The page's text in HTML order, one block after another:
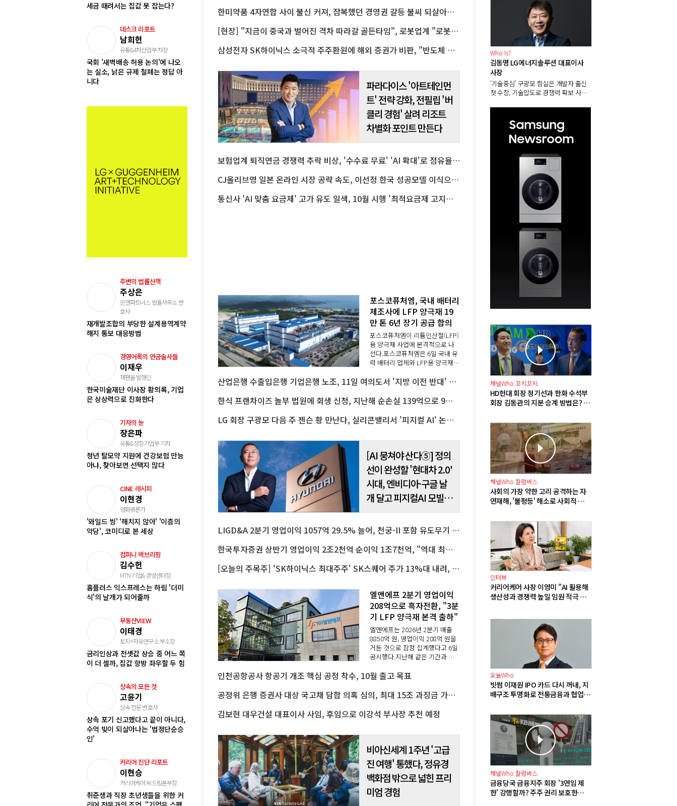
세금 때려서는 집값 못 잡는다?
데스크 리포트
남희헌
유통&4차산업부 차장
국회 '새벽배송 허용 논의'에 나오
는 실소, 낡은 규제 철폐는 정답 아
니다
주변의 법률산책
주상은
윈앤파트너스 법률사무소 변
호사
재개발조합의 부당한 설계용역계약
해지 통보 대응방법
경영어록의 연금술사들
이재우
재팬올 발행인
한국미술재단 이사장 황의록, 기업
은 상상력으로 진화한다
기자의 눈
장은파
유통&성장기업부 기자
청년 탈모약 지원에 건강보험 만능
아냐, 찾아보면 선택지 많다
CINE 레시피
이현경
영화평론가
'와일드 씽' '해치지 않아' '이층의
악당', 코미디로 본 세상
컴퍼니 백브리핑
김수헌
MTN 기업&경영센터장
홈플러스 익스프레스는 하림 '더미
식'의 날개가 되어줄까
부동산VIEW
이태경
토지+자유연구소 부소장
금리인상과 전셋값 상승 중 어느 쪽
이 더 셀까, 집값 향방 좌우할 두 힘
상속의 모든 것
고윤기
상속 전문 변호사
상속 포기 신고했다고 끝이 아니다,
수억 빚이 되살아나는 '법정단순승
인'
커리어 진단 리포트
이현승
커리어케어 씨드림본부장
취준생과 직장 초년생들을 위한 커
판도도 빠르게 재편될 조짐을 보
한미약품 4자연합 사이 불신 커져, 잠복했던 경영권 갈등 불씨 되살아나나
[현장] "지금이 중국과 벌어진 격차 따라갈 골든타임", 로봇업계 "로봇 파운드리 산업 성장축으로 육성해야"
삼성전자 SK하이닉스 소극적 주주환원에 해외 증권가 비판, "반도체 호황 지속성 의문"
파라다이스 '아트테인먼
트' 전략 강화, 전필립 '버
클리 경험' 살려 리조트
차별화 포인트 만든다
보험업계 퇴직연금 경쟁력 추락 비상, '수수료 무료' 'AI 확대'로 점유율 사수 안간힘
CJ올리브영 일본 온라인 시장 공략 속도, 이선정 한국 성공모델 이식으로 차별화 승부
통신사 'AI 맞춤 요금제' 고가 유도 일색, 10월 시행 '최적요금제 고지제도'의 요금인하 취지 무색해질 판
포스코퓨처엠, 국내 배터리
제조사에 LFP 양극재 19
만 톤 6년 장기 공급 합의
포스코퓨처엠이 리튬인산철(LFP)
용 양극재 사업에 본격적으로 나
선다.포스코퓨처엠은 6일 국내 유
력 배터리 업체와 LFP용 양극재
밝혔다.합의에 따르면 포스코퓨처
년 동안 19만 톤 이상의 LF..
산업은행 수출입은행 기업은행 노조, 11일 여의도서 '지방 이전 반대' 결의대회
한식 프랜차이즈 놀부 법원에 회생 신청, 지난해 순손실 139억으로 9배 증가
LG 회장 구광모 다음 주 젠슨 황 만난다, 실리콘밸리서 '피지컬 AI' 논의 전망
[AI 뭉쳐야 산다⑤] 정의
선이 완성할 '현대차 2.0'
시대, 엔비디아·구글 날
개 달고 피지컬AI 모빌리
티 선두기업 도약
LIGD&A 2분기 영업이익 1057억 29.5% 늘어, 천궁-II 포함 유도무기 매출 42% 증가
한국투자증권 상반기 영업이익 2조2천억 순이익 1조7천억, "역대 최대 실적"
[오늘의 주목주] 'SK하이닉스 최대주주' SK스퀘어 주가 13%대 내려, 코스피 반도체 약세에 6290선 하락 마감
엘앤에프 2분기 영업이익
208억으로 흑자전환, "3분
기 LFP 양극재 본격 출하"
엘앤에프는 2026년 2분기 매출
8850억 원, 영업이익 208억 원을
거둔 것으로 잠정 집계했다고 6일
공시했다.지난해 같은 기간과 비
익은 흑자 전환했다.회사 측은 "하
기 기준 역대 최대 출..
인천공항공사 항공기 개조 핵심 공정 착수, 10월 출고 목표
공정위 은행 증권사 대상 국고채 담합 의혹 심의, 최대 15조 과징금 가능성
김보현 대우건설 대표이사 사임, 후임으로 이강석 부사장 추천 예정
비아신세계 1주년 '고급
진 여행' 통했다, 정유경
백화점 밖으로 넓힌 프리
미엄 경험
Who Is?
김동명 LG에너지솔루션 대표이사
사장
'기술중심' 구광모 힘실은 개발자 출신
첫 수장, 기술압도로 경쟁력 확보 사활
채널Who 꼬치꼬치
HD현대 회장 정기선과 한화 수석부
회장 김동관의 지분 승계 방법은? 배
병
채널Who 칼럼버스
사회의 가장 약한 고리 공격하는 자
연재해, '불평등' 해소로 사회적 재
인터뷰
커리어케어 사장 이영미 "AI 활용해
생산성과 경쟁력 높일 임원 적극 영
오늘Who
빗썸 이재원 IPO 카드 다시 꺼내, 지
배구조 투명화로 전통금융과 협업
채널Who 칼럼버스
금융당국 금융지주 회장 '3연임 제
한' 강행할까? 주주 권리 보호한다던